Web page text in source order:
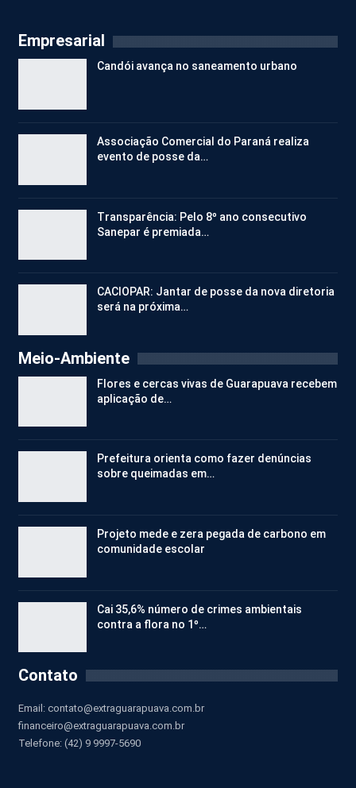
Empresarial
Candói avança no saneamento urbano
Associação Comercial do Paraná realiza
evento de posse da…
Transparência: Pelo 8º ano consecutivo
Sanepar é premiada…
CACIOPAR: Jantar de posse da nova diretoria
será na próxima…
Meio-Ambiente
Flores e cercas vivas de Guarapuava recebem
aplicação de…
Prefeitura orienta como fazer denúncias
sobre queimadas em…
Projeto mede e zera pegada de carbono em
comunidade escolar
Cai 35,6% número de crimes ambientais
contra a flora no 1º…
Contato
Email: contato@extraguarapuava.com.br
financeiro@extraguarapuava.com.br
Telefone: (42) 9 9997-5690